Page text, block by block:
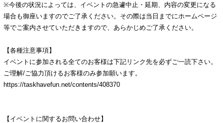
※今後の状況によっては、イベントの急遽中止・延期、内容の変更になる
場合も御座いますのでご了承ください。その際は当日までにホームページ
等でご案内させていただきますので、あらかじめご了承ください。
【各種注意事項】
イベントに参加される全てのお客様は下記リンク先を必ずご一読下さい。
ご理解/ご協力頂けるお客様のみ参加願います。
https://taskhavefun.net/contents/408370
【イベントに関するお問い合わせ】